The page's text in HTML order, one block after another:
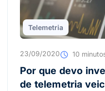
Telemetria
23/09/2020 10
Por que devo
de telemetria